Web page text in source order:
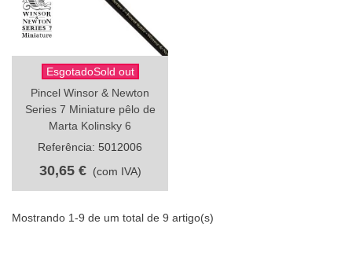
EsgotadoSold out
Pincel Winsor & Newton
Series 7 Miniature pêlo de
Marta Kolinsky 6
Referência: 5012006
30,65 € (com IVA)
Mostrando 1-9 de um total de 9 artigo(s)